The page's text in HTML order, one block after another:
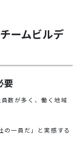
ームビルデ
要
数が多く、働く地域
の一員だ」と実感する